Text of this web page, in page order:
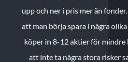
upp och ner i pris mer än
att man börja spara i några
köper in 8-12 aktier för
att inte ta några stora risker